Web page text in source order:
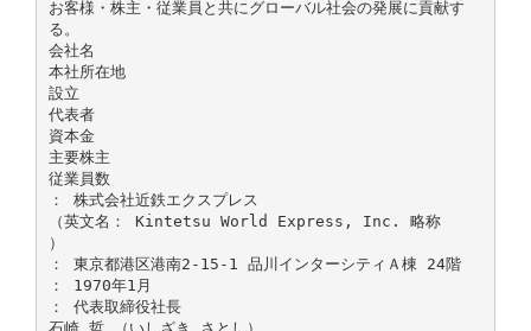
お客様・株主・従業員と共にグローバル社会の発展に貢献す
る。
会社名
本社所在地
設立
代表者
資本金
主要株主
従業員数
： 株式会社近鉄エクスプレス
（英文名： Kintetsu World Express, Inc. 略称
）
： 東京都港区港南2-15-1 品川インターシティＡ棟 24階
： 1970年1月
： 代表取締役社長
石崎 哲 （いしざき さとし）